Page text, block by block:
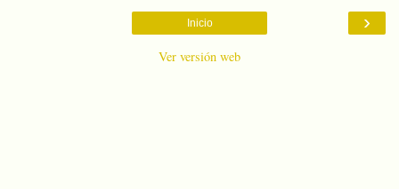
›
Inicio
Ver versión web